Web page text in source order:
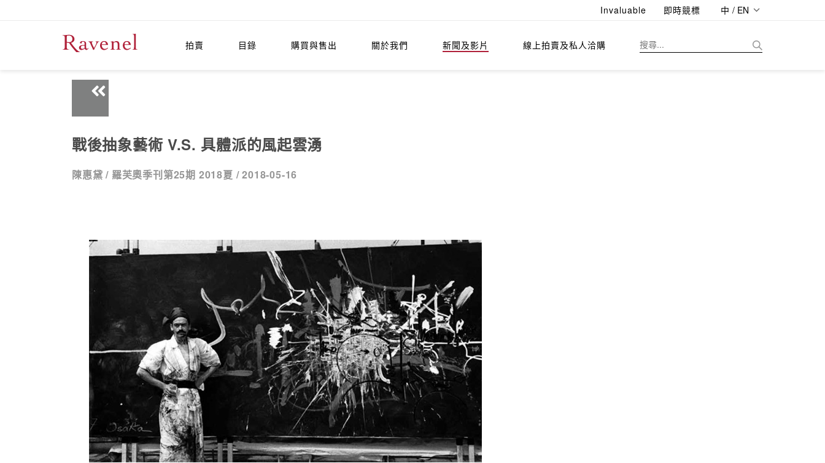
Invaluable 即時競標 中 / EN
拍賣 目錄 購買與售出 關於我們 新聞及影片 線上拍賣及私人洽購
戰後抽象藝術 V.S. 具體派的風起雲湧
陳惠黛 / 羅芙奧季刊第25期 2018夏 /2018-05-16